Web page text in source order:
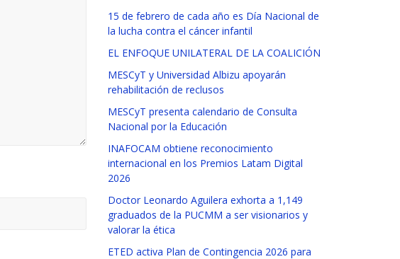
15 de febrero de cada año es Día Nacional de
la lucha contra el cáncer infantil
EL ENFOQUE UNILATERAL DE LA COALICIÓN
MESCyT y Universidad Albizu apoyarán
rehabilitación de reclusos
MESCyT presenta calendario de Consulta
Nacional por la Educación
INAFOCAM obtiene reconocimiento
internacional en los Premios Latam Digital
2026
Doctor Leonardo Aguilera exhorta a 1,149
graduados de la PUCMM a ser visionarios y
valorar la ética
ETED activa Plan de Contingencia 2026 para